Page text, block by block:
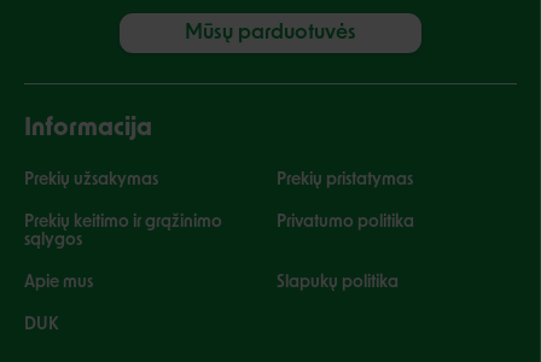
Mūsų parduotuvės
Informacija
Prekių užsakymas Prekių pristatymas
Prekių keitimo ir grąžinimo
sąlygos
Privatumo politika
Apie mus Slapukų politika
DUK